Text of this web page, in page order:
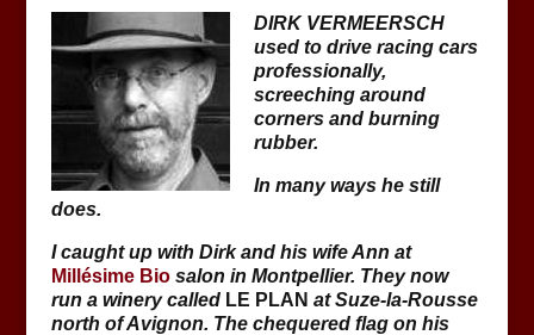
DIRK VERMEERSCH
used to drive racing cars
professionally,
screeching around
corners and burning
rubber.
In many ways he still
does.
I caught up with Dirk and his wife Ann at
Millésime Biosalon in Montpellier. They now
run a winery called LE PLAN at Suze-la-Rousse
north of Avignon. The chequered flag on his